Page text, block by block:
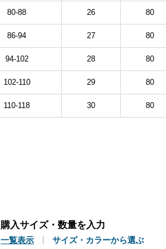
80-88 26 80
86-94 27 80
94-102 28 80
102-110 29 80
110-118 30 80
購入サイズ・数量を入力
一覧表示 サイズ・カラーから選ぶ